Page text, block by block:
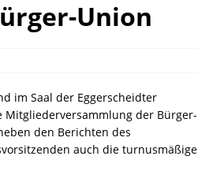
Union
im Saal der Eggerscheidter
Mitgliederversammlung der Bürger-
den Berichten des
auch die turnusmäßige